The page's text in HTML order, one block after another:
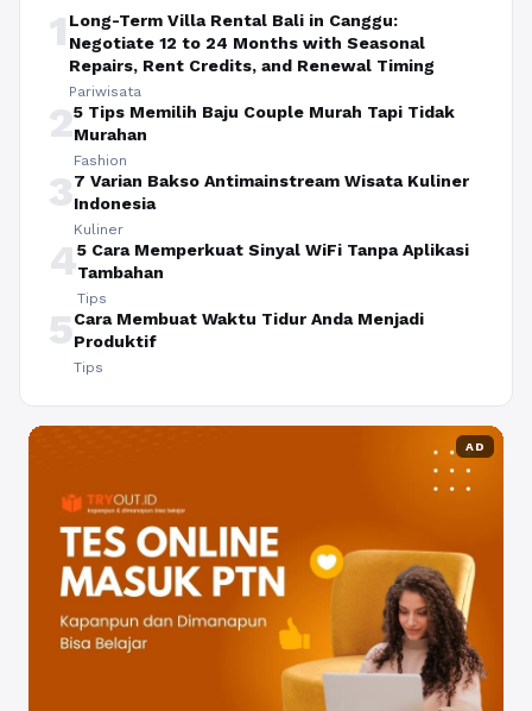
1 Long-Term Villa Rental Bali in Canggu:
Negotiate 12 to 24 Months with Seasonal
Repairs, Rent Credits, and Renewal Timing
Pariwisata
25 Tips Memilih Baju Couple Murah Tapi Tidak
Murahan
Fashion
37 Varian Bakso Antimainstream Wisata Kuliner
Indonesia
Kuliner
45 Cara Memperkuat Sinyal WiFi Tanpa Aplikasi
Tambahan
Tips
5Cara Membuat Waktu Tidur Anda Menjadi
Produktif
Tips
AD